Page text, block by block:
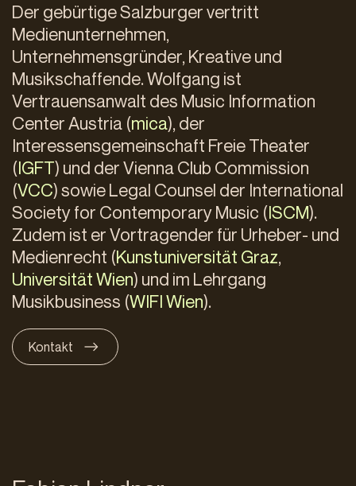
Der gebürtige Salzburger vertritt
Medienunternehmen,
Unternehmensgründer, Kreative und
Musikschaffende. Wolfgang ist
Vertrauensanwalt des Music Information
Center Austria (mica), der
Interessensgemeinschaft Freie Theater
(IGFT) und der Vienna Club Commission
(VCC) sowie Legal Counsel der International
Society for Contemporary Music (ISCM).
Zudem ist er Vortragender für Urheber- und
Medienrecht (Kunstuniversität Graz,
Universität Wien) und im Lehrgang
Musikbusiness (WIFI Wien).
Kontakt